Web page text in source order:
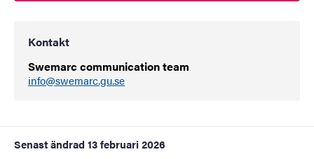
Kontakt
Swemarc communication team
info@swemarc.gu.se
Senast ändrad 13 februari 2026